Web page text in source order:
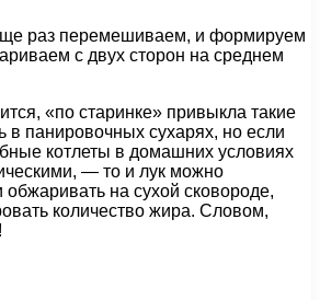
раз перемешиваем, и формируем
с двух сторон на среднем
«по старинке» привыкла такие
в панировочных сухарях, но если
котлеты в домашних условиях
— то и лук можно
на сухой сковороде,
количество жира. Словом,